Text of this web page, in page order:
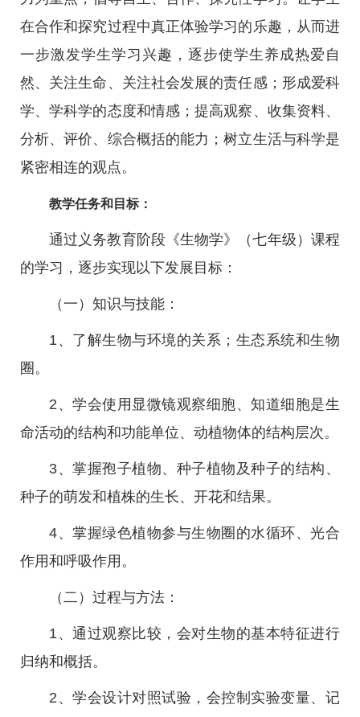
在合作和探究过程中真正体验学习的乐趣，从而进
一步激发学生学习兴趣，逐步使学生养成热爱自
然、关注生命、关注社会发展的责任感；形成爱科
学、学科学的态度和情感；提高观察、收集资料、
分析、评价、综合概括的能力；树立生活与科学是
紧密相连的观点。
教学任务和目标：
通过义务教育阶段《生物学》（七年级）课程
的学习，逐步实现以下发展目标：
（一）知识与技能：
1、了解生物与环境的关系；生态系统和生物
圈。
2、学会使用显微镜观察细胞、知道细胞是生
命活动的结构和功能单位、动植物体的结构层次。
3、掌握孢子植物、种子植物及种子的结构、
种子的萌发和植株的生长、开花和结果。
4、掌握绿色植物参与生物圈的水循环、光合
作用和呼吸作用。
（二）过程与方法：
1、通过观察比较，会对生物的基本特征进行
归纳和概括。
2、学会设计对照试验，会控制实验变量、记